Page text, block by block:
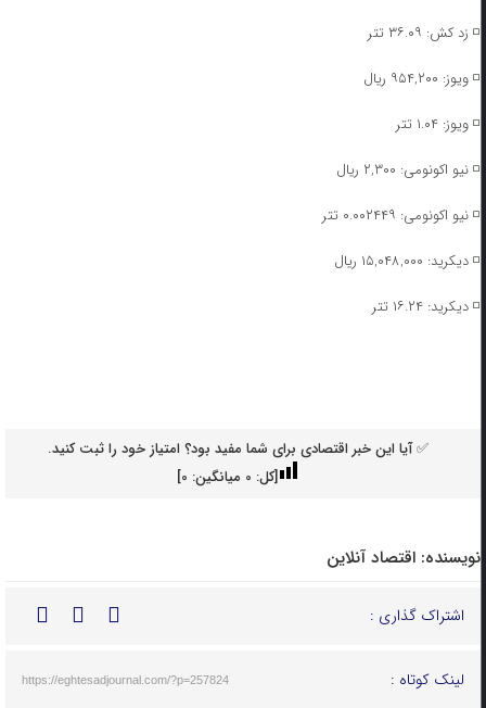
◽️ زد کش: ۳۶.۰۹ تتر
◽️ ویوز: ۹۵۴,۲۰۰ ریال
◽️ ویوز: ۱.۰۴ تتر
◽️ نیو اکونومی: ۲,۳۰۰ ریال
◽️ نیو اکونومی: ۰.۰۰۲۴۴۹ تتر
◽️ دیکرید: ۱۵,۰۴۸,۰۰۰ ریال
◽️ دیکرید: ۱۶.۲۴ تتر
✅ آیا این خبر اقتصادی برای شما مفید بود؟ امتیاز خود را ثبت کنید.
[کل: 0میانگین: 0
]
نویسنده: اقتصاد آنلاین
اشتراک گذاری :
لینک کوتاه : https://eghtesadjournal.com/?p=257824